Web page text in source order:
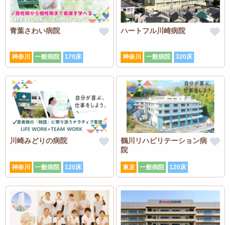
青葉さわい病院
神奈川 一般病院 170床
ハートフル川崎病院
神奈川 一般病院 320床
川崎みどりの病院
神奈川 一般病院 120床
鶴川リハビリテーション病
院
東京 一般病院 120床